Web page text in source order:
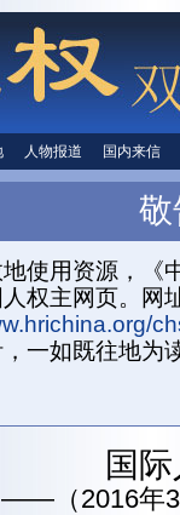
人物报道 国内来信
敬
使用资源，《
权主网页。网
一如既往地为
国
——（2016年
天地 人物报道 国内来
首页 关